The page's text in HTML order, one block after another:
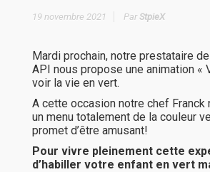
19 novembre 2021 ParStpieX
Mardi prochain, notre prestataire
API nous propose une animation «
voir la vie en vert.
A cette occasion notre chef Franck
un menu totalement de la couleur
promet d’être amusant!
Pour vivre pleinement cette
d’habiller votre enfant en vert